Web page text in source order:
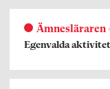
Ämnesläraren
Egenvalda